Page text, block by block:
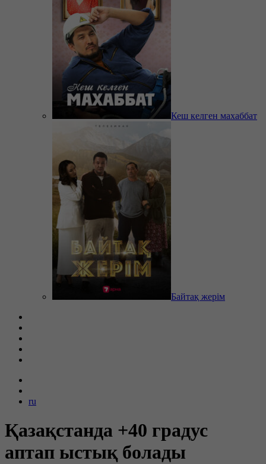
Кеш келген махаббат
Байтақ жерім
ru
Қазақстанда +40 градус
аптап ыстық болады